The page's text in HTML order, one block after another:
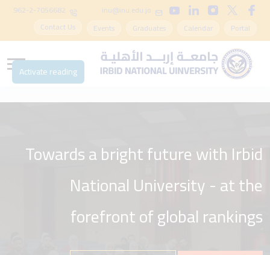
inu@inu.edu.jo
962-2-7056682
Portal
Calendar
Graduates
Events
Contact Us
Towards a bright future with Irbid
National University - at the
forefront of global rankings
Activate reading